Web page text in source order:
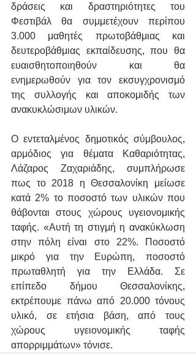
δράσεις και δραστηριότητες του
Φεστιβάλ θα συμμετέχουν περίπου
3.000 μαθητές πρωτοβάθμιας και
δευτεροβάθμιας εκπαίδευσης, που θα
ευαισθητοποιηθούν και θα
ενημερωθούν για τον εκσυγχρονισμό
της συλλογής και αποκομιδής των
ανακυκλώσιμων υλικών.
Ο εντεταλμένος δημοτικός σύμβουλος,
αρμόδιος για θέματα Καθαριότητας,
Λάζαρος Ζαχαριάδης, συμπλήρωσε
πως το 2018 η Θεσσαλονίκη μείωσε
κατά 2% το ποσοστό των υλικών που
θάβονται στους χώρους υγειονομικής
ταφής. «Αυτή τη στιγμή η ανακύκλωση
στην πόλη είναι στο 22%. Ποσοστό
μικρό για την Ευρώπη, ποσοστό
πρωταθλητή για την Ελλάδα. Σε
επίπεδο δήμου Θεσσαλονίκης,
εκτρέπουμε πάνω από 20.000 τόνους
υλικό, σε ετήσια βάση, από τους
χώρους υγειονομικής ταφής
απορριμμάτων» τόνισε.